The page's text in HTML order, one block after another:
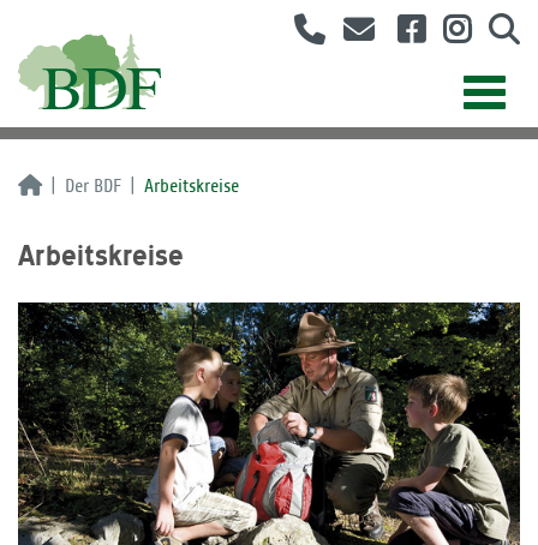
Der BDF Arbeitskreise
Arbeitskreise